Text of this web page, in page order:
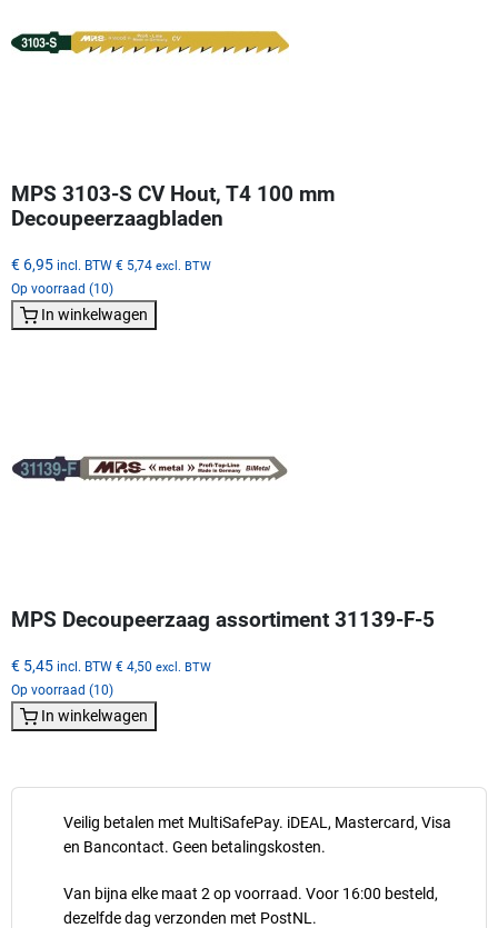
Veilig betalen met MultiSafePay. iDEAL, Mastercard, Visa
en Bancontact. Geen betalingskosten.
Van bijna elke maat 2 op voorraad. Voor 16:00 besteld,
dezelfde dag verzonden met PostNL.
MPS 3103-S CV Hout, T4 100 mm
Decoupeerzaagbladen
€ 6,95 incl. BTW € 5,74 excl. BTW
Op voorraad (10)
In winkelwagen
MPS Decoupeerzaag assortiment 31139-F-5
€ 5,45 incl. BTW € 4,50 excl. BTW
Op voorraad (10)
In winkelwagen